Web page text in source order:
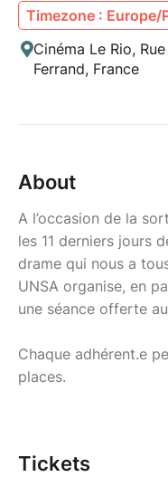
Timezone : Europe/
Cinéma Le Rio,
Ferrand, France
About
A l’occasion de la
les 11 derniers jours
drame qui nous a
UNSA organise, en
une séance offerte
Chaque adhérent.e
places.
Tickets